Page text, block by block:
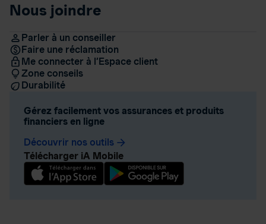
Nous joindre
Parler à un conseiller
Faire une réclamation
Me connecter à l’Espace client
Zone conseils
Durabilité
Gérez facilement vos assurances et produits
financiers en ligne
Découvrir nos outils arrow_forward
Télécharger iA Mobile